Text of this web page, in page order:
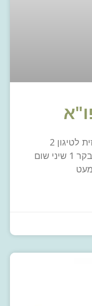
מוסקה מצויינת לאירוח שמן זית לטיגון 2
בצלים קצוצים 500 גר' טחון בקר 1 שיני שום